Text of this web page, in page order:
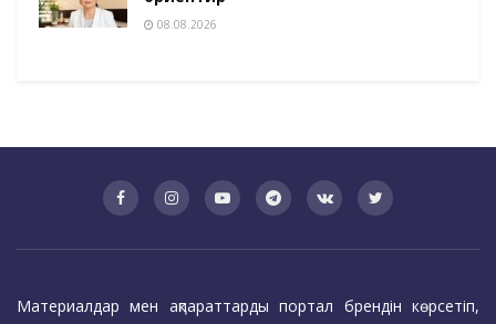
08.08.2026
Материалдар мен ақпараттарды портал брендін көрсетіп,